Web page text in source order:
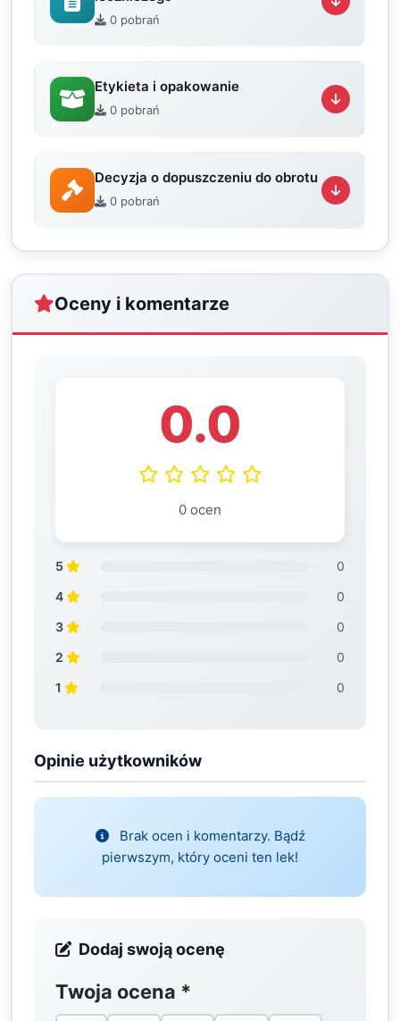
0 pobrań
Etykieta i opakowanie
0 pobrań
Decyzja o dopuszczeniu do obrotu
0 pobrań
Oceny i komentarze
0.0
0 ocen
5
0
4
0
3
0
2
0
1
0
Opinie użytkowników
Brak ocen i komentarzy. Bądź
pierwszym, który oceni ten lek!
Dodaj swoją ocenę
Twoja ocena *